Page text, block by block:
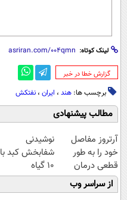
لینک کوتاه:
‌گزارش خطا در خبر
برچسب ها: هند ، ایران ، نفتکش
مطالب پیشنهادی
آرتروز مفاصل
خود را به طور
قطعی درمان
کنید!
◗پرسش‌نامه◖
نوشیدنی
شفابخش کبد با
10 گیاه
موثر(تخفیف تا
امشب)
از سراسر وب